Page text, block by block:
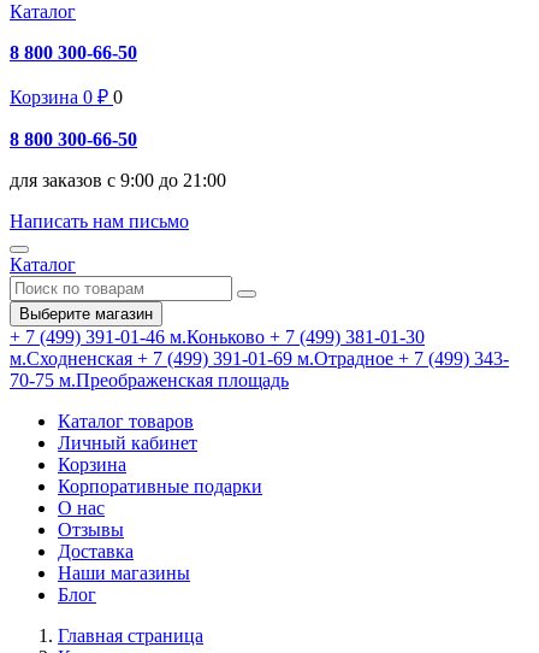
Каталог
8 800 300-66-50
Корзина 0 ₽ 0
8 800 300-66-50
для заказов с 9:00 до 21:00
Написать нам письмо
Каталог
Выберите магазин
+ 7 (499) 391-01-46 м.Коньково + 7 (499) 381-01-30
м.Сходненская + 7 (499) 391-01-69 м.Отрадное + 7 (499) 343-
70-75 м.Преображенская площадь
Каталог товаров
Личный кабинет
Корзина
Корпоративные подарки
О нас
Отзывы
Доставка
Наши магазины
Блог
Главная страница